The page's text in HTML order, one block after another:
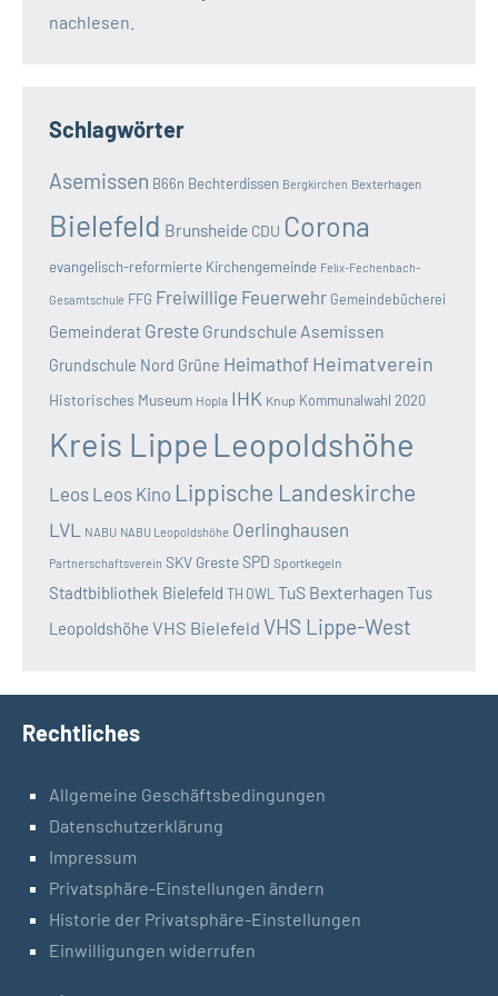
nachlesen.
Schlagwörter
Asemissen B66n Bechterdissen Bergkirchen Bexterhagen
Bielefeld Brunsheide CDU Corona
evangelisch-reformierte Kirchengemeinde Felix-Fechenbach-
Gesamtschule FFG Freiwillige Feuerwehr Gemeindebücherei
Gemeinderat Greste Grundschule Asemissen
Grundschule Nord Grüne Heimathof Heimatverein
Historisches Museum Hopla IHK Knup Kommunalwahl 2020
Kreis Lippe Leopoldshöhe
Leos Leos Kino Lippische Landeskirche
LVL NABU NABU Leopoldshöhe Oerlinghausen
Partnerschaftsverein SKV GresteSPD Sportkegeln
Stadtbibliothek Bielefeld TH OWL TuS BexterhagenTus
Leopoldshöhe VHS Bielefeld VHS Lippe-West
Rechtliches
Allgemeine Geschäftsbedingungen
Datenschutzerklärung
Impressum
Privatsphäre-Einstellungen ändern
Historie der Privatsphäre-Einstellungen
Einwilligungen widerrufen